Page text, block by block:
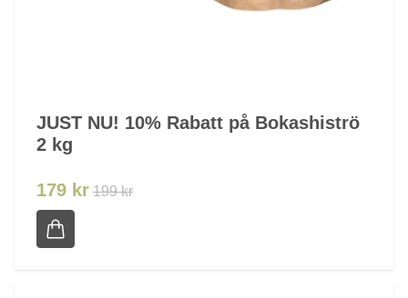
JUST NU! 10% Rabatt på Bokashiströ
2 kg
179 kr 199 kr